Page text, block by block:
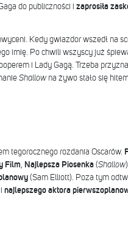
do publiczności i zaprosiła
Kedy gwiazdor wszedł na
imię. Po chwili wszyscy już
i Lady Gagą. Trzeba
Shallowna żywo stało się
tegorocznego rozdania Oscarów.
Film, Najlepsza Piosenka(Shallow
(Sam Elliott). Poza tym
najlepszego aktora